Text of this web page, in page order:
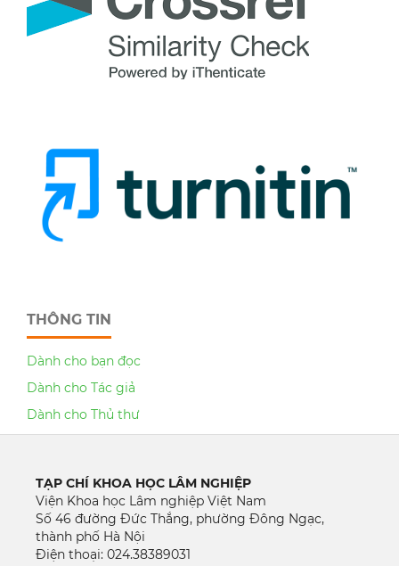
THÔNG TIN
Dành cho bạn đọc
Dành cho Tác giả
Dành cho Thủ thư
TẠP CHÍ KHOA HỌC LÂM NGHIỆP
Viện Khoa học Lâm nghiệp Việt Nam
Số 46 đường Đức Thắng, phường Đông Ngạc,
thành phố Hà Nội
Điện thoại: 024.38389031